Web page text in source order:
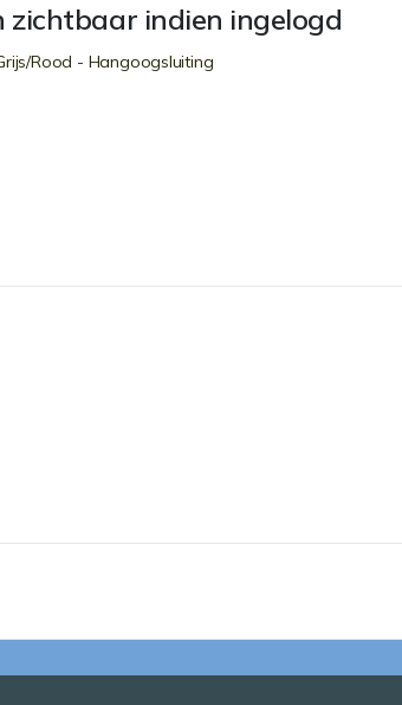
zichtbaar indien ingelogd
Rood - Hangoogsluiting